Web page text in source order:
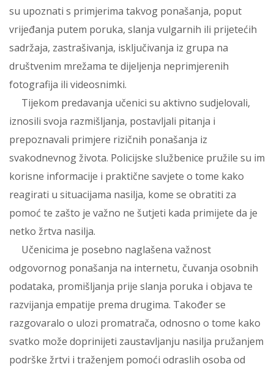
su upoznati s primjerima takvog ponašanja, poput
vrijeđanja putem poruka, slanja vulgarnih ili prijetećih
sadržaja, zastrašivanja, isključivanja iz grupa na
društvenim mrežama te dijeljenja neprimjerenih
fotografija ili videosnimki.
Tijekom predavanja učenici su aktivno sudjelovali,
iznosili svoja razmišljanja, postavljali pitanja i
prepoznavali primjere rizičnih ponašanja iz
svakodnevnog života. Policijske službenice pružile su im
korisne informacije i praktične savjete o tome kako
reagirati u situacijama nasilja, kome se obratiti za
pomoć te zašto je važno ne šutjeti kada primijete da je
netko žrtva nasilja.
Učenicima je posebno naglašena važnost
odgovornog ponašanja na internetu, čuvanja osobnih
podataka, promišljanja prije slanja poruka i objava te
razvijanja empatije prema drugima. Također se
razgovaralo o ulozi promatrača, odnosno o tome kako
svatko može doprinijeti zaustavljanju nasilja pružanjem
podrške žrtvi i traženjem pomoći odraslih osoba od